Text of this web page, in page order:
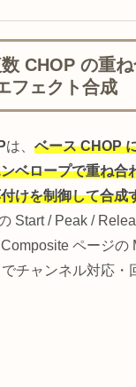
CHOP の重
フェクト合成
は、 ベース CHOP
ベロープで重ね合
けを制御して合成
Start / Peak /
ページの
チャンネル対応・